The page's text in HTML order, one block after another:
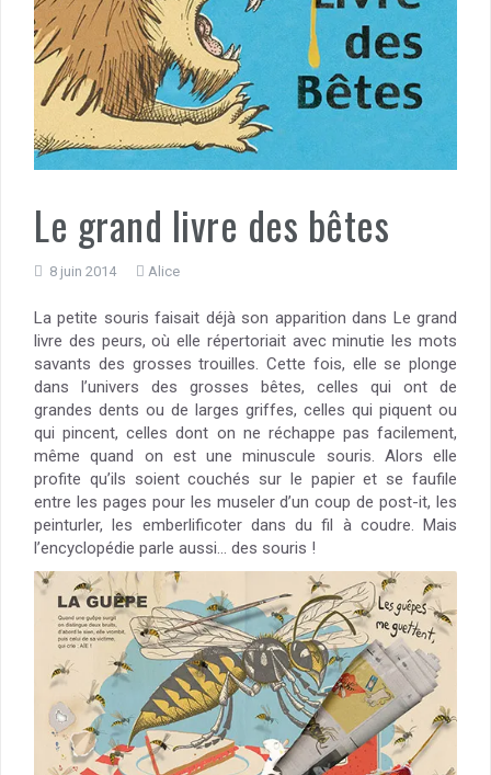
Le grand livre des bêtes
8 juin 2014 Alice
La petite souris faisait déjà son apparition dans Le grand
livre des peurs, où elle répertoriait avec minutie les mots
savants des grosses trouilles. Cette fois, elle se plonge
dans l’univers des grosses bêtes, celles qui ont de
grandes dents ou de larges griffes, celles qui piquent ou
qui pincent, celles dont on ne réchappe pas facilement,
même quand on est une minuscule souris. Alors elle
profite qu’ils soient couchés sur le papier et se faufile
entre les pages pour les museler d’un coup de post-it, les
peinturler, les emberlificoter dans du fil à coudre. Mais
l’encyclopédie parle aussi… des souris !